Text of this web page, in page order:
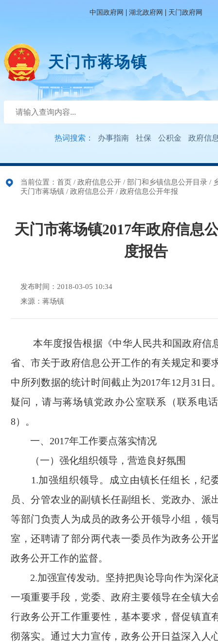
中国政府网 | 湖北政府网 | 天门政府网
天门市蒋场镇
热词搜索： 办事指南 社保 公积金 政府信
当前位置： 首页 / 政府信息公开 / 部门和乡镇信息公开目录 /
天门市蒋场镇 / 政府信息公开 / 政府信息公开年报
天门市蒋场镇2017年政府信息
度报告
发布时间：2018-03-05 10:34
来源：蒋场镇
本年度报告根据《中华人民共和国政府信
省、市关于政府信息公开工作的有关规定和要
中所列数据的统计时间截止为2017年12月31日
疑问，请与蒋场镇党政办公室联系（联系电话
8）。
一、2017年工作要点落实情况
（一）强化组织领导，营造良好氛围
1.加强组织领导。成立由镇长任组长，纪
员、分管农业的副镇长任副组长、党政办、派
等部门负责人为成员的政务公开领导小组，领
室，还聘请了部分两代表一委员作为政务公开
政务公开工作的监督。
2.加强宣传发动。坚持把舆论导向作为深化
一项重要手段，党委、政府主要领导在全镇大
行政务公开工作重要性，基本要求，督促镇直
彻落实。通过大力宣传，政务公开日益深入人